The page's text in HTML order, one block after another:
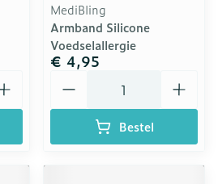
MediBling
Armband Silicone
Voedselallergie
€ 4,95
Bestel